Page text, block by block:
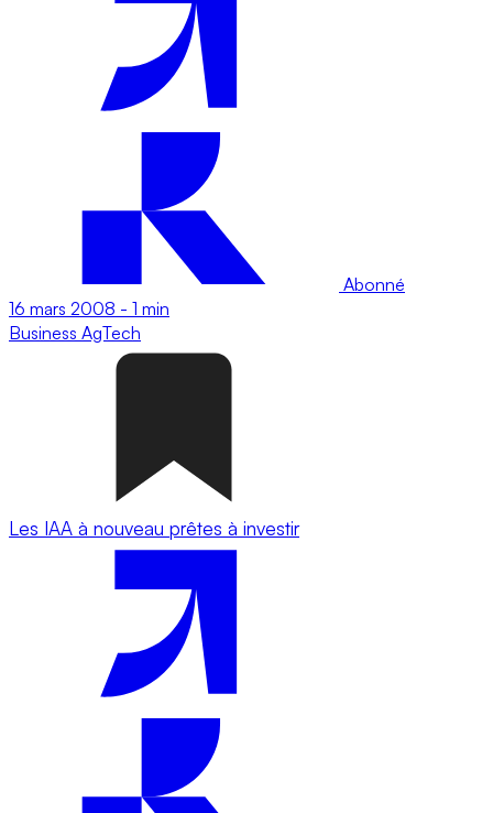
Abonné
16 mars 2008 - 1 min
Business AgTech
Les IAA à nouveau prêtes à investir